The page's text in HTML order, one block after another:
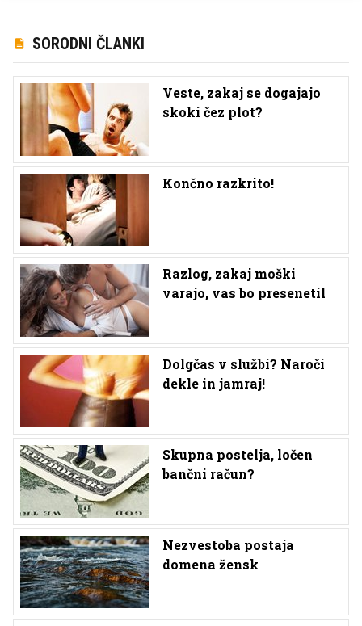
SORODNI ČLANKI
Veste, zakaj se dogajajo
skoki čez plot?
Končno razkrito!
Razlog, zakaj moški
varajo, vas bo presenetil
Dolgčas v službi? Naroči
dekle in jamraj!
Skupna postelja, ločen
bančni račun?
Nezvestoba postaja
domena žensk